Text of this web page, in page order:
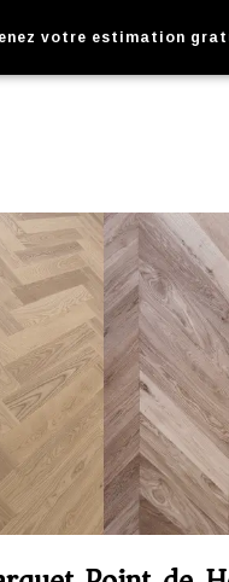
votre estimation